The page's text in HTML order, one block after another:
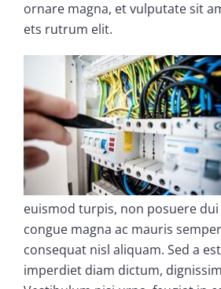
ornare magna, et vulputate sit
ets rutrum elit.
euismod turpis, non posuere dui
congue magna ac mauris
consequat nisl aliquam. Sed a
imperdiet diam dictum,